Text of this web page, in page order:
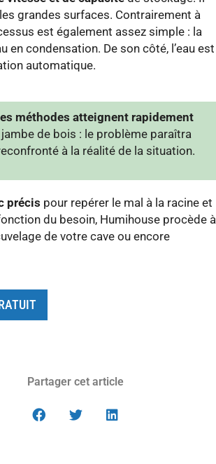
grandes surfaces. Contrairement à
est également assez simple : la
en condensation. De son côté, l’eau est
automatique.
méthodes atteignent rapidement
de bois : le problème paraîtra
à la réalité de la situation.
précis pour repérer le mal à la racine et
du besoin, Humihouse procède à
de votre cave ou encore
Partager cet article